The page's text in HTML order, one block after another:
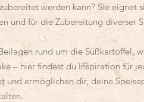
werden kann? Sie eignet
und für die Zubereitung diverser
rund um die Süßkartoffel,
– hier findest du Inspiration für
ermöglichen dir, deine